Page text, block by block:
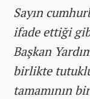
Sayın
ifade ettiği
Başkan
birlikte
tamamının